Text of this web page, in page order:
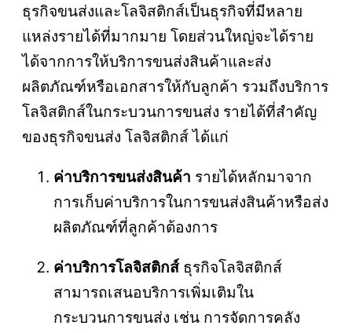
ธุรกิจขนส่งและโลจิสติกส์เป็นธุรกิจที่มีหลาย
แหล่งรายได้ที่มากมาย โดยส่วนใหญ่จะได้ราย
ได้จากการให้บริการขนส่งสินค้าและส่ง
ผลิตภัณฑ์หรือเอกสารให้กับลูกค้า รวมถึงบริการ
โลจิสติกส์ในกระบวนการขนส่ง รายได้ที่สำคัญ
ของธุรกิจขนส่ง โลจิสติกส์ ได้แก่
ค่าบริการขนส่งสินค้า รายได้หลักมาจาก
การเก็บค่าบริการในการขนส่งสินค้าหรือส่ง
ผลิตภัณฑ์ที่ลูกค้าต้องการ
ค่าบริการโลจิสติกส์ ธุรกิจโลจิสติกส์
สามารถเสนอบริการเพิ่มเติมใน
กระบวนการขนส่ง เช่น การจัดการคลัง